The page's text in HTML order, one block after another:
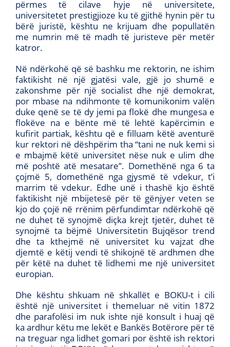
përmes të cilave hyje në universitete,
universitetet prestigjioze ku të gjithë hynin për tu
bërë juristë, kështu ne krijuam dhe popullatën
me numrin më të madh të juristeve për metër
katror.
Në ndërkohë që së bashku me rektorin, ne ishim
faktikisht në një gjatësi vale, gjë jo shumë e
zakonshme për një socialist dhe një demokrat,
por mbase na ndihmonte të komunikonim valën
duke qenë se të dy jemi pa flokë dhe mungesa e
flokëve na e bënte më të lehtë kapërcimin e
kufirit partiak, kështu që e filluam këtë aventurë
kur rektori në dëshpërim tha “tani ne nuk kemi si
e mbajmë këtë universitet nëse nuk e ulim dhe
më poshtë atë mesatare”. Domethënë nga 6 ta
çojmë 5, domethënë nga gjysmë të vdekur, t’i
marrim të vdekur. Edhe unë i thashë kjo është
faktikisht një mbijetesë për të gënjyer veten se
kjo do çojë në rrënim përfundimtar ndërkohë që
ne duhet të synojmë diçka krejt tjetër, duhet të
synojmë ta bëjmë Universitetin Bujqësor trend
dhe ta kthejmë në universitet ku vajzat dhe
djemtë e këtij vendi të shikojnë të ardhmen dhe
për këtë na duhet të lidhemi me një universitet
europian.
Dhe kështu shkuam në shkallët e BOKU-t i cili
është një universitet i themeluar në vitin 1872
dhe parafolësi im nuk ishte një konsult i huaj që
ka ardhur këtu me lekët e Bankës Botërore për të
na treguar nga lidhet gomari por është ish rektori